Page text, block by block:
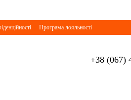
Програма лояльності
+38 (067)